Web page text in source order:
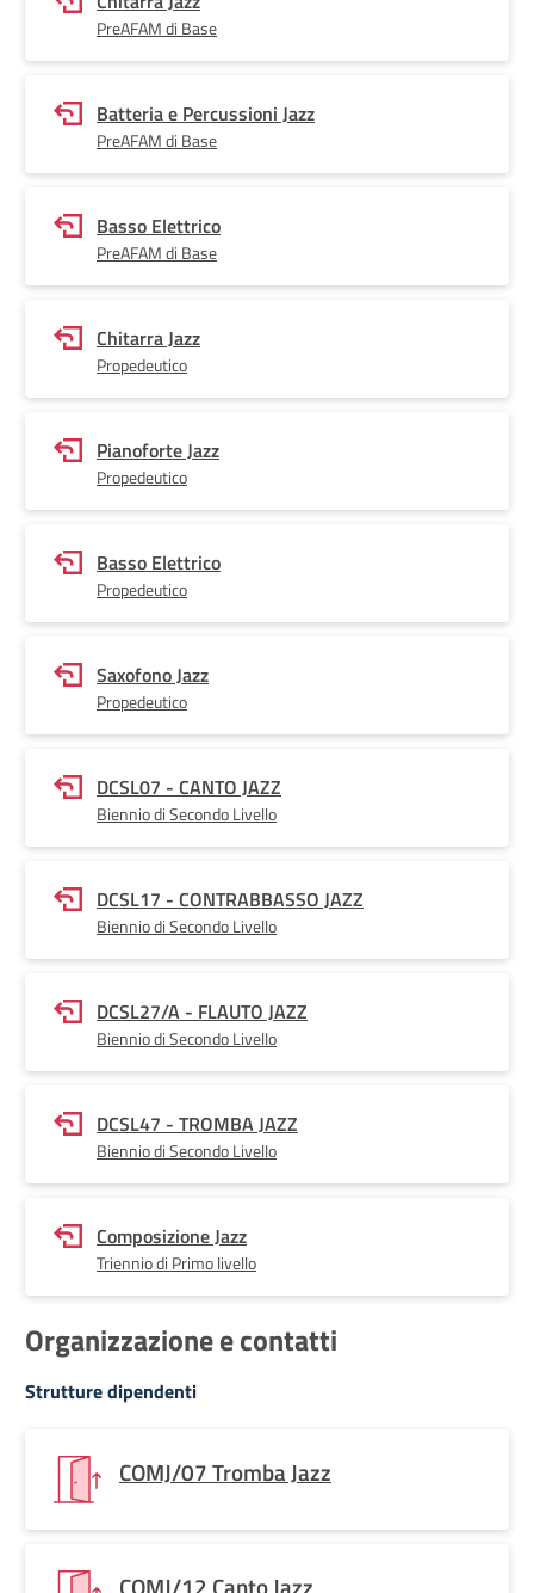
PreAFAM di Base
Batteria e Percussioni Jazz
PreAFAM di Base
Basso Elettrico
PreAFAM di Base
Chitarra Jazz
Propedeutico
Pianoforte Jazz
Propedeutico
Basso Elettrico
Propedeutico
Saxofono Jazz
Propedeutico
DCSL07 - CANTO JAZZ
Biennio di Secondo Livello
DCSL17 - CONTRABBASSO JAZZ
Biennio di Secondo Livello
DCSL27/A - FLAUTO JAZZ
Biennio di Secondo Livello
DCSL47 - TROMBA JAZZ
Biennio di Secondo Livello
Composizione Jazz
Triennio di Primo livello
Organizzazione e contatti
Strutture dipendenti
COMJ/07 Tromba Jazz